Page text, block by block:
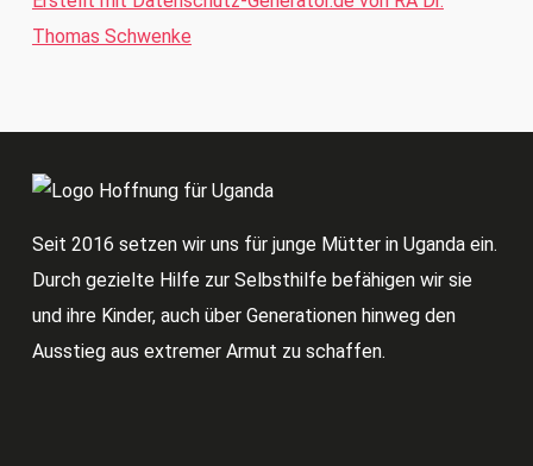
Thomas Schwenke
Seit 2016 setzen wir uns für junge Mütter in Uganda ein.
Durch gezielte Hilfe zur Selbsthilfe befähigen wir sie
und ihre Kinder, auch über Generationen hinweg den
Ausstieg aus extremer Armut zu schaffen.